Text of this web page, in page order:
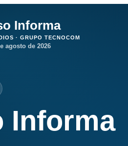
Informa
· GRUPO TECNOCOM
agosto de 2026
Informa